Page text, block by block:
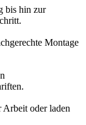
bis hin zur
Montage
Arbeit oder laden